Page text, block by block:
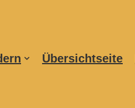
Übersichtseite